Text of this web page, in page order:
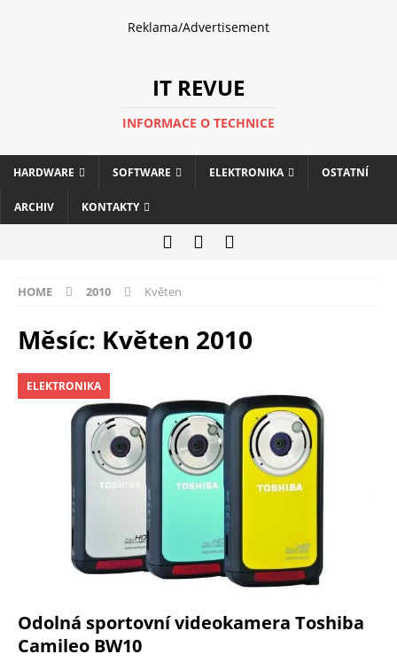
Reklama/Advertisement
IT REVUE
INFORMACE O TECHNICE
HARDWARE SOFTWARE ELEKTRONIKA OSTATNÍ
ARCHIV KONTAKTY
HOME 2010 Květen
Měsíc: Květen 2010
ELEKTRONIKA
Odolná sportovní videokamera Toshiba
Camileo BW10